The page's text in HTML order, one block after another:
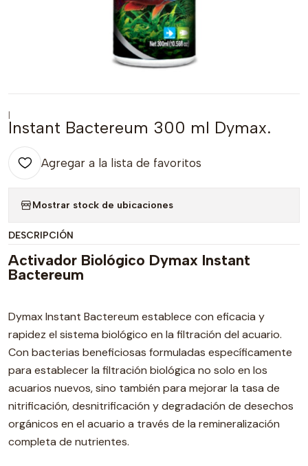
|
Instant Bactereum 300 ml Dymax.
Agregar a la lista de favoritos
Mostrar stock de ubicaciones
DESCRIPCIÓN
Activador Biológico Dymax Instant
Bactereum
Dymax Instant Bactereum establece con eficacia y
rapidez el sistema biológico en la filtración del acuario.
Con bacterias beneficiosas formuladas específicamente
para establecer la filtración biológica no solo en los
acuarios nuevos, sino también para mejorar la tasa de
nitrificación, desnitrificación y degradación de desechos
orgánicos en el acuario a través de la remineralización
completa de nutrientes.